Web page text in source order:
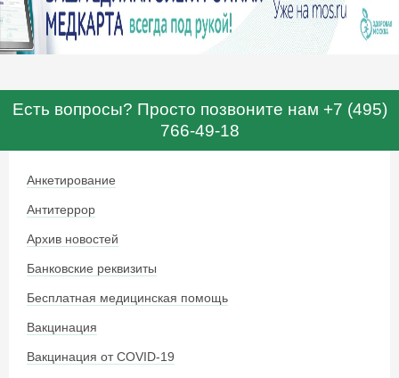
Есть вопросы? Просто позвоните нам +7 (495)
766-49-18
Анкетирование
Антитеррор
Архив новостей
Банковские реквизиты
Бесплатная медицинская помощь
Вакцинация
Вакцинация от COVID-19